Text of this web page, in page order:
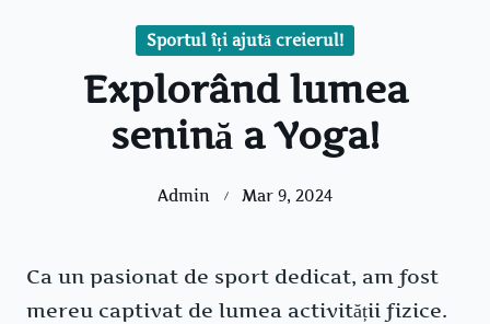
Sportul îți ajută creierul!
Explorând lumea
senină a Yoga!
Admin Mar 9, 2024
Ca un pasionat de sport dedicat, am fost
mereu captivat de lumea activității fizice.